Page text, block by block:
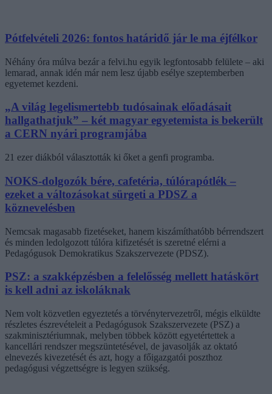
Pótfelvételi 2026: fontos határidő jár le ma éjfélkor
Néhány óra múlva bezár a felvi.hu egyik legfontosabb felülete – aki
lemarad, annak idén már nem lesz újabb esélye szeptemberben
egyetemet kezdeni.
„A világ legelismertebb tudósainak előadásait
hallgathatjuk” – két magyar egyetemista is bekerült
a CERN nyári programjába
21 ezer diákból választották ki őket a genfi programba.
NOKS-dolgozók bére, cafetéria, túlórapótlék –
ezeket a változásokat sürgeti a PDSZ a
köznevelésben
Nemcsak magasabb fizetéseket, hanem kiszámíthatóbb bérrendszert
és minden ledolgozott túlóra kifizetését is szeretné elérni a
Pedagógusok Demokratikus Szakszervezete (PDSZ).
PSZ: a szakképzésben a felelősség mellett hatáskört
is kell adni az iskoláknak
Nem volt közvetlen egyeztetés a törvénytervezetről, mégis elküldte
részletes észrevételeit a Pedagógusok Szakszervezete (PSZ) a
szakminisztériumnak, melyben többek között egyetértettek a
kancellári rendszer megszüntetésével, de javasolják az oktató
elnevezés kivezetését és azt, hogy a főigazgatói poszthoz
pedagógusi végzettségre is legyen szükség.